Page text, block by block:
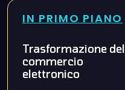
IN PRIMO PIANO
Trasformazione del
commercio
elettronico